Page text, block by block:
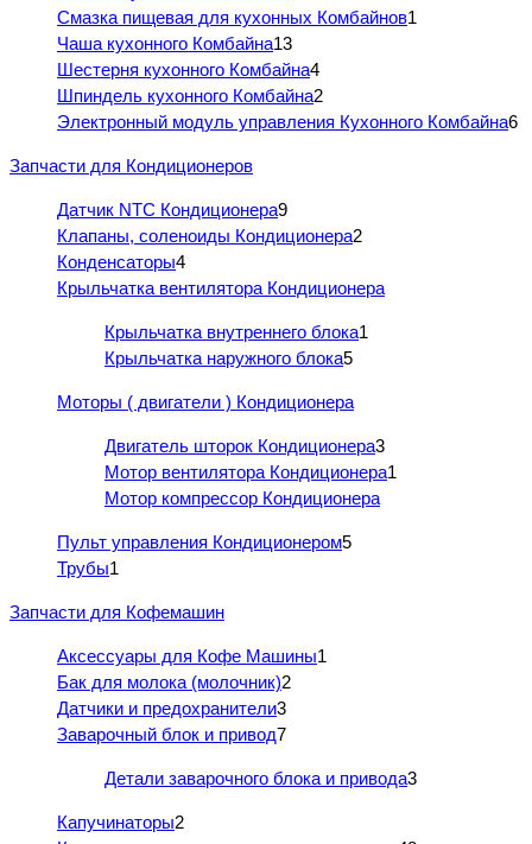
Смазка пищевая для кухонных Комбайнов1
Чаша кухонного Комбайна13
Шестерня кухонного Комбайна4
Шпиндель кухонного Комбайна2
Электронный модуль управления Кухонного Комбайна6
Запчасти для Кондиционеров
Датчик NTC Кондиционера9
Клапаны, соленоиды Кондиционера2
Конденсаторы4
Крыльчатка вентилятора Кондиционера
Крыльчатка внутреннего блока1
Крыльчатка наружного блока5
Моторы ( двигатели ) Кондиционера
Двигатель шторок Кондиционера3
Мотор вентилятора Кондиционера1
Мотор компрессор Кондиционера
Пульт управления Кондиционером5
Трубы1
Запчасти для Кофемашин
Аксессуары для Кофе Машины1
Бак для молока (молочник)2
Датчики и предохранители3
Заварочный блок и привод7
Детали заварочного блока и привода3
Капучинаторы2